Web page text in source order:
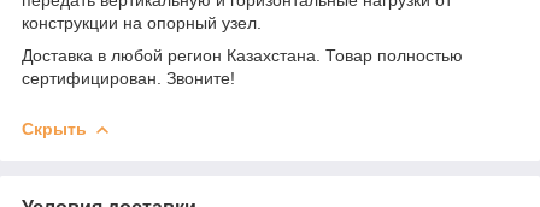
конструкции на опорный узел.
Доставка в любой регион Казахстана. Товар полностью
сертифицирован. Звоните!
Скрыть